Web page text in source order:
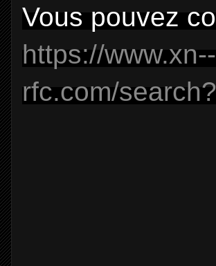
Vous pouvez
https://
rfc.com/